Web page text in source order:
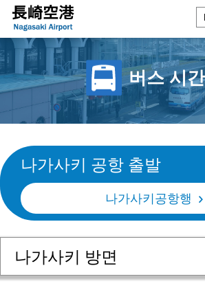
버스 시
나가사키 공항 출발
나가사키공항행
나가사키 방면